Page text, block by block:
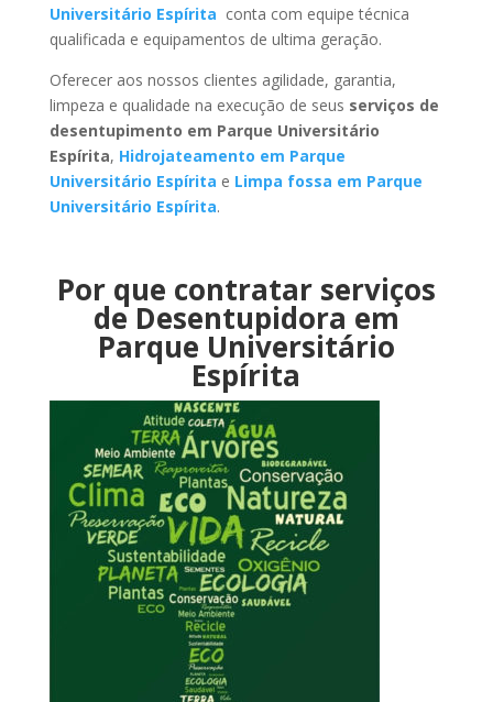
Universitário Espírita conta com equipe técnica
qualificada e equipamentos de ultima geração.
Oferecer aos nossos clientes agilidade, garantia,
limpeza e qualidade na execução de seus serviços de
desentupimento em Parque Universitário
Espírita, Hidrojateamento em Parque
Universitário Espírita e Limpa fossa em Parque
Universitário Espírita.
Por que contratar serviços
de Desentupidora em
Parque Universitário
Espírita